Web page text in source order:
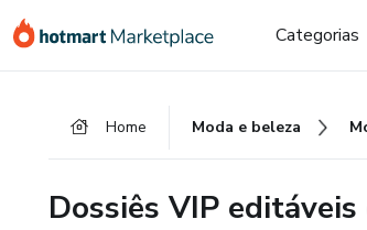
para
para
para
Categorias
Home Moda e beleza
Dossiês VIP